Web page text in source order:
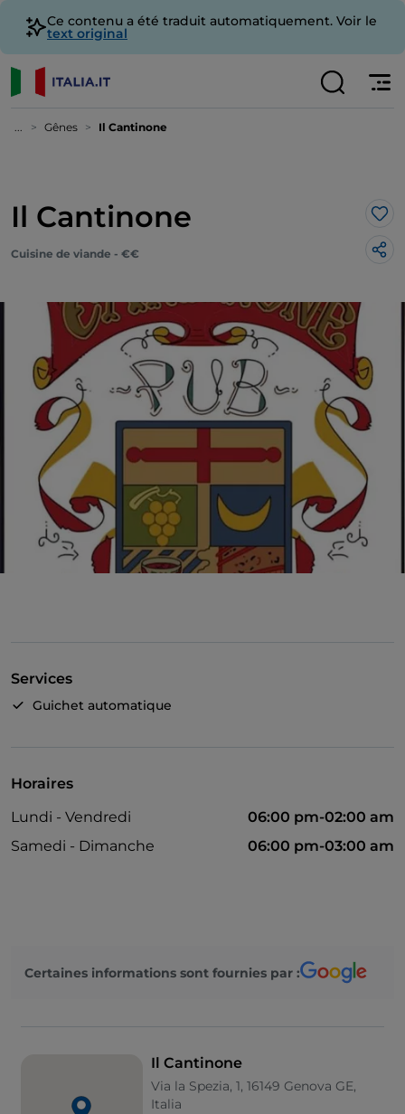
Ce contenu a été traduit automatiquement. Voir le
text original
... Gênes Il Cantinone
Il Cantinone
Cuisine de viande - €€
Services
Guichet automatique
Horaires
Lundi - Vendredi
06:00 pm-02:00 am
Samedi - Dimanche
06:00 pm-03:00 am
Certaines informations sont fournies par :
Il Cantinone
Via la Spezia, 1, 16149 Genova GE,
Italia